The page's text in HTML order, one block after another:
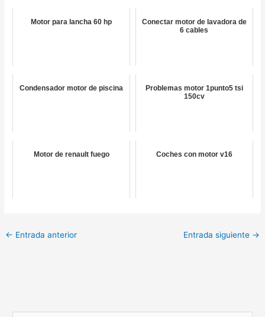
Motor para lancha 60 hp
Conectar motor de lavadora de
6 cables
Condensador motor de piscina
Problemas motor 1punto5 tsi
150cv
Motor de renault fuego Coches con motor v16
← Entrada anterior Entrada siguiente →